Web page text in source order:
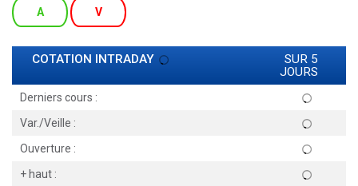
A V
COTATION INTRADAY
SUR 5
JOURS
Derniers cours :
Var./Veille :
Ouverture :
+ haut :